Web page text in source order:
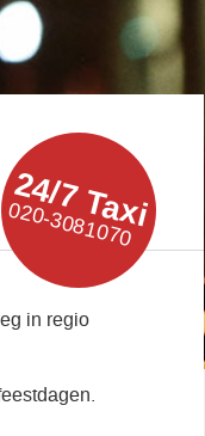
24/7 Taxi
020-3081070
in regio